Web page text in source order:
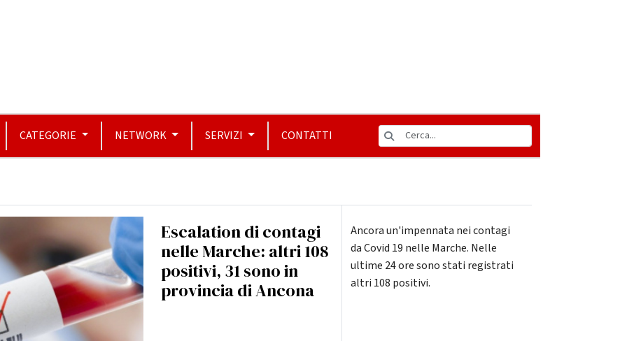
CATEGORIE NETWORK SERVIZI CONTATTI
Escalation di contagi
nelle Marche: altri 108
positivi, 31 sono in
provincia di Ancona
Ancora un'impennata nei contagi
da Covid 19 nelle Marche. Nelle
ultime 24 ore sono stati registrati
altri 108 positivi.